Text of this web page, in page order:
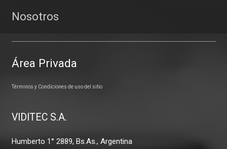
Nosotros
Área Privada
Términos y Condiciones de uso del sitio
VIDITEC S.A.
Humberto 1° 2889, Bs.As., Argentina